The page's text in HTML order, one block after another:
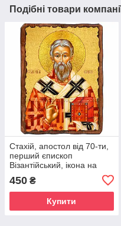
Подібні товари
Стахій, апостол від 70-ти,
перший єпископ
Візантійський, ікона на
(П-3757-1)
450 ₴
Купити